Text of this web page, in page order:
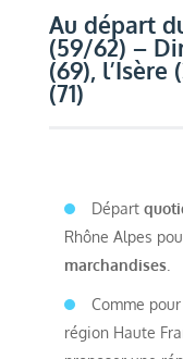
Au départ
(59/62) –
(69), l’Isère
(71)
Départ
Rhône Alpes
marchandises.
Comme
région Haute